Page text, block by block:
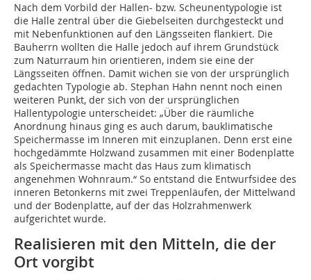
Nach dem Vorbild der Hallen- bzw. Scheunentypologie ist
die Halle zentral über die Giebelseiten durchgesteckt und
mit Nebenfunktionen auf den Längsseiten flankiert. Die
Bauherrn wollten die Halle jedoch auf ihrem Grundstück
zum Naturraum hin orientieren, indem sie eine der
Längsseiten öffnen. Damit wichen sie von der ursprünglich
gedachten Typologie ab. Stephan Hahn nennt noch einen
weiteren Punkt, der sich von der ursprünglichen
Hallentypologie unterscheidet: „Über die räumliche
Anordnung hinaus ging es auch darum, bauklimatische
Speichermasse im Inneren mit einzuplanen. Denn erst eine
hochgedämmte Holzwand zusammen mit einer Bodenplatte
als Speichermasse macht das Haus zum klimatisch
angenehmen Wohnraum.“ So entstand die Entwurfsidee des
inneren Betonkerns mit zwei Treppenläufen, der Mittelwand
und der Bodenplatte, auf der das Holzrahmenwerk
aufgerichtet wurde.
Realisieren mit den Mitteln, die der
Ort vorgibt